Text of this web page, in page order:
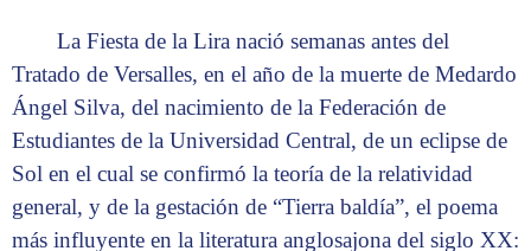
La Fiesta de la Lira nació semanas antes del
Tratado de Versalles, en el año de la muerte de Medardo
Ángel Silva, del nacimiento de la Federación de
Estudiantes de la Universidad Central, de un eclipse de
Sol en el cual se confirmó la teoría de la relatividad
general, y de la gestación de “Tierra baldía”, el poema
más influyente en la literatura anglosajona del siglo XX: